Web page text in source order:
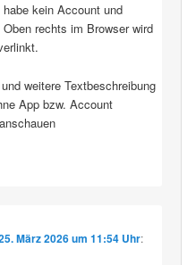
kein Account und
rechts im Browser wird
weitere Textbeschreibung
App bzw. Account
März 2026 um 11:54 Uhr: